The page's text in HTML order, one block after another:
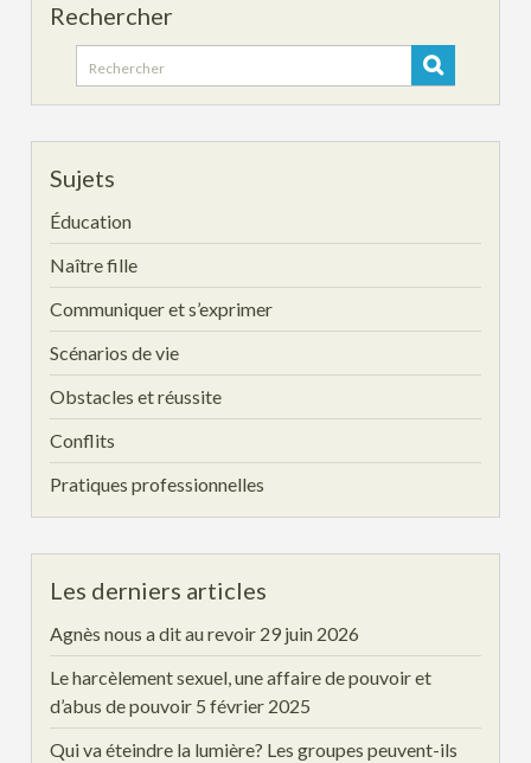
Rechercher
Search
for:
Sujets
Éducation
Naître fille
Communiquer et s’exprimer
Scénarios de vie
Obstacles et réussite
Conflits
Pratiques professionnelles
Les derniers articles
Agnès nous a dit au revoir 29 juin 2026
Le harcèlement sexuel, une affaire de pouvoir et
d’abus de pouvoir 5 février 2025
Qui va éteindre la lumière? Les groupes peuvent-ils